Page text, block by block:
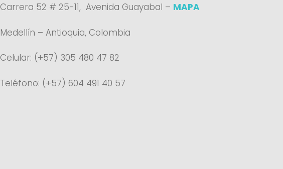
Carrera 52 # 25-11, Avenida Guayabal – MAPA
Medellín – Antioquia, Colombia
Celular: (+57) 305 480 47 82
Teléfono: (+57) 604 491 40 57